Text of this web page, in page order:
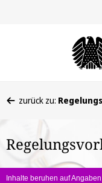
befinden
hier:
zurück zu:
Inhalte beruhen auf